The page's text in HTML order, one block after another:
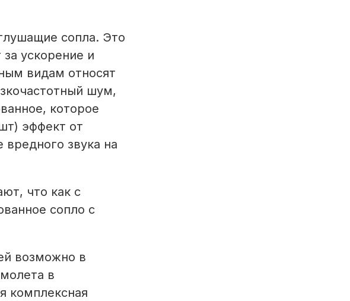
сопла. Это
ускорение и
видам относят
шум,
которое
эффект от
звука на
что как с
сопло с
возможно в
в
комплексная